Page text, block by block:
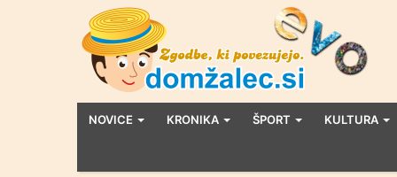
NOVICE KRONIKA ŠPORT KULTURA